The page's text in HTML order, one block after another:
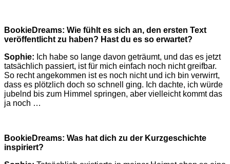
BookieDreams: Wie fühlt es sich an, den ersten Text
veröffentlicht zu haben? Hast du es so erwartet?
Sophie: Ich habe so lange davon geträumt, und das es jetzt
tatsächlich passiert, ist für mich einfach noch nicht greifbar.
So recht angekommen ist es noch nicht und ich bin verwirrt,
dass es plötzlich doch so schnell ging. Ich dachte, ich würde
jubelnd bis zum Himmel springen, aber vielleicht kommt das
ja noch …
BookieDreams: Was hat dich zu der Kurzgeschichte
inspiriert?